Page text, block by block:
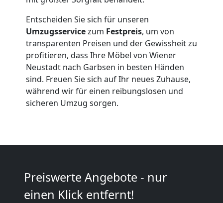
Entscheiden Sie sich für unseren
Umzugsservicezum Festpreis, um von
transparenten Preisen und der Gewissheit zu
profitieren, dass Ihre Möbel von Wiener
Neustadt nach Garbsen in besten Händen
sind. Freuen Sie sich auf Ihr neues Zuhause,
während wir für einen reibungslosen und
sicheren Umzug sorgen.
Preiswerte Angebote - nur
einen Klick entfernt!
Expressumzug
Wiener
Neustadt
Tragehilfe
Neustadt
Kleiner